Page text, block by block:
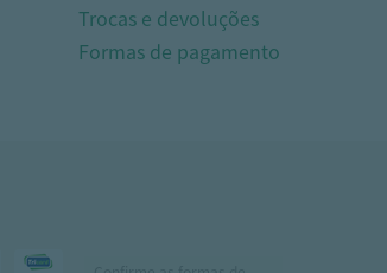
Trocas e devoluções
Formas de pagamento